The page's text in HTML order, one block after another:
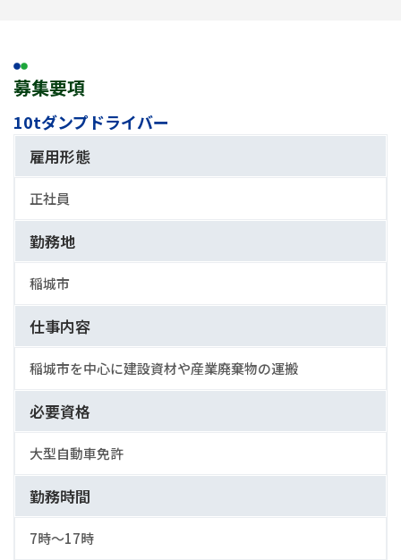
募集要項
10tダンプドライバー
雇用形態
正社員
勤務地
稲城市
仕事内容
稲城市を中心に建設資材や産業廃棄物の運搬
必要資格
大型自動車免許
勤務時間
7時〜17時